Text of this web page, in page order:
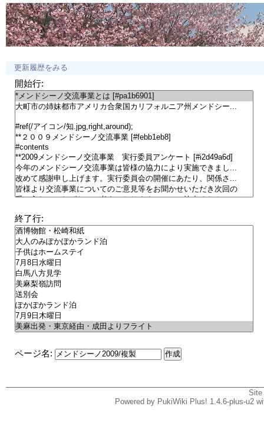
更新履歴をみる
開始行:
終了行:
ページ名:
Powered by PukiWiki Plus! 1.4.6-plus-u2